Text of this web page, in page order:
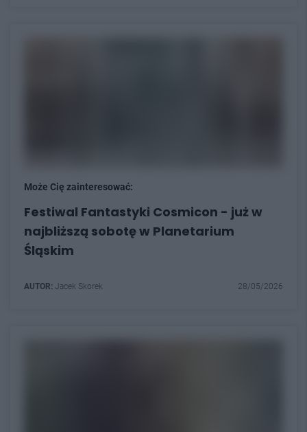
Może Cię zainteresować:
Festiwal Fantastyki Cosmicon - już w
najbliższą sobotę w Planetarium
Śląskim
AUTOR: Jacek Skorek 28/05/2026